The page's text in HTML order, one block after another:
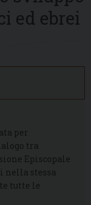
ed ebrei
per
tra
Episcopale
nella stessa
tutte le